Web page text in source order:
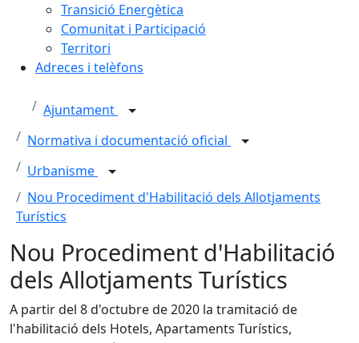
Transició Energètica
Comunitat i Participació
Territori
Adreces i telèfons
Ajuntament
Normativa i documentació oficial
Urbanisme
Nou Procediment d'Habilitació dels Allotjaments
Turístics
Nou Procediment d'Habilitació
dels Allotjaments Turístics
A partir del 8 d'octubre de 2020 la tramitació de
l'habilitació dels Hotels, Apartaments Turístics,